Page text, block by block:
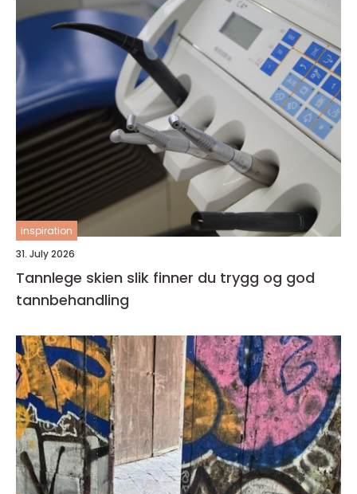
inspiration
31. July 2026
Tannlege skien slik finner du trygg og god
tannbehandling